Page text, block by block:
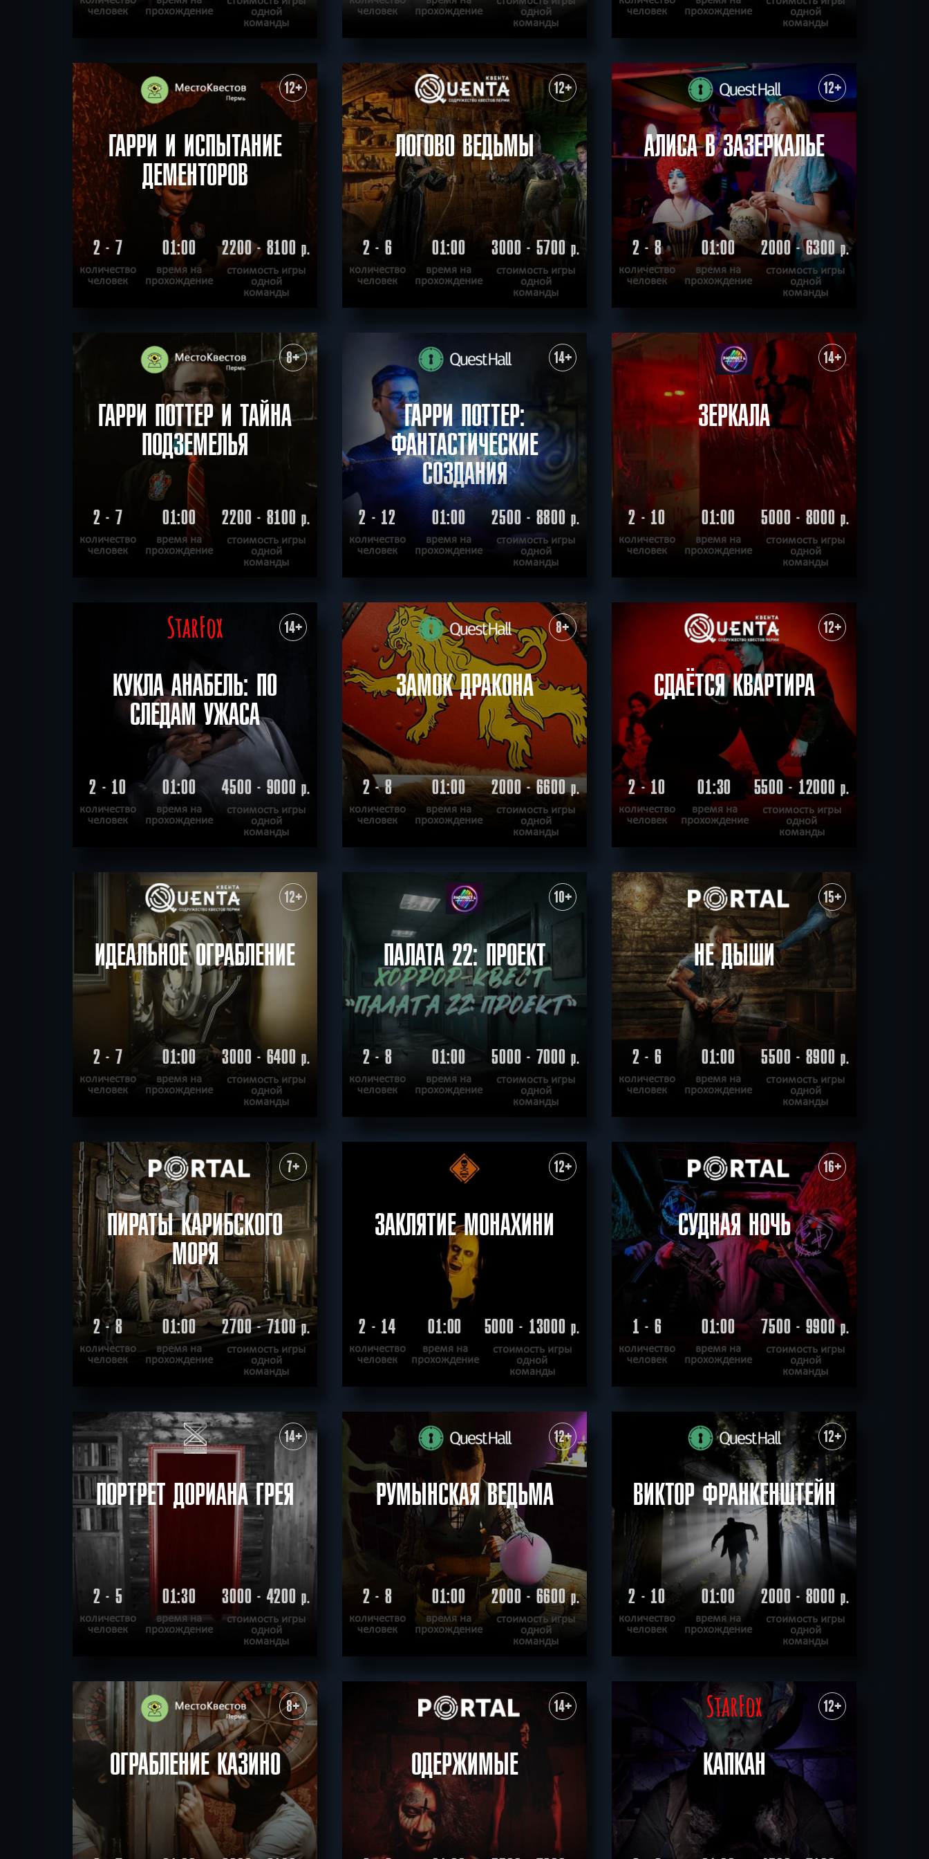
человек
прохождение
одной
команды
ХОЧУ ПРОЙТИ КВЕСТ ПРОЙДЕН
человек
прохождение
одной
команды
ХОЧУ ПРОЙТИ | КВЕСТ ПРОЙДЕН
человек
прохождение
одной
команды
ХОЧУ ПРОЙТИ | КВЕСТ ПРОЙДЕН
12+
ГАРРИ И ИСПЫТАНИЕ
ДЕМЕНТОРОВ
2 - 7
количество
человек
01:00
время на
прохождение
2200 - 8100р.
стоимость игры
одной
команды
ХОЧУ ПРОЙТИ | КВЕСТ ПРОЙДЕН
12+
ЛОГОВО ВЕДЬМЫ
2 - 6
количество
человек
01:00
время на
прохождение
3000 - 5700р.
стоимость игры
одной
команды
ХОЧУ ПРОЙТИ | КВЕСТ ПРОЙДЕН
12+
АЛИСА В ЗАЗЕРКАЛЬЕ
2 - 8
количество
человек
01:00
время на
прохождение
2000 - 6300р.
стоимость игры
одной
команды
ХОЧУ ПРОЙТИ | КВЕСТ ПРОЙДЕН
8+
ГАРРИ ПОТТЕР И ТАЙНА
ПОДЗЕМЕЛЬЯ
2 - 7
количество
человек
01:00
время на
прохождение
2200 - 8100р.
стоимость игры
одной
команды
ХОЧУ ПРОЙТИ | КВЕСТ ПРОЙДЕН
14+
ГАРРИ ПОТТЕР:
ФАНТАСТИЧЕСКИЕ
СОЗДАНИЯ
2 - 12
количество
человек
01:00
время на
прохождение
2500 - 8800р.
стоимость игры
одной
команды
ХОЧУ ПРОЙТИ | КВЕСТ ПРОЙДЕН
14+
ЗЕРКАЛА
2 - 10
количество
человек
01:00
время на
прохождение
5000 - 8000р.
стоимость игры
одной
команды
ХОЧУ ПРОЙТИ | КВЕСТ ПРОЙДЕН
14+
КУКЛА АНАБЕЛЬ: ПО
СЛЕДАМ УЖАСА
2 - 10
количество
человек
01:00
время на
прохождение
4500 - 9000р.
стоимость игры
одной
команды
ХОЧУ ПРОЙТИ | КВЕСТ ПРОЙДЕН
8+
ЗАМОК ДРАКОНА
2 - 8
количество
человек
01:00
время на
прохождение
2000 - 6600р.
стоимость игры
одной
команды
ХОЧУ ПРОЙТИ | КВЕСТ ПРОЙДЕН
12+
СДАЁТСЯ КВАРТИРА
2 - 10
количество
человек
01:30
время на
прохождение
5500 - 12000р.
стоимость игры
одной
команды
ХОЧУ ПРОЙТИ | КВЕСТ ПРОЙДЕН
12+
ИДЕАЛЬНОЕ ОГРАБЛЕНИЕ
2 - 7
количество
человек
01:00
время на
прохождение
3000 - 6400р.
стоимость игры
одной
команды
ХОЧУ ПРОЙТИ | КВЕСТ ПРОЙДЕН
10+
ПАЛАТА 22: ПРОЕКТ
2 - 8
количество
человек
01:00
время на
прохождение
5000 - 7000р.
стоимость игры
одной
команды
| КВЕСТ ПРОЙДЕН
15+
НЕ ДЫШИ
2 - 6
количество
человек
01:00
время на
прохождение
5500 - 8900р.
стоимость игры
одной
команды
ХОЧУ ПРОЙТИ | КВЕСТ ПРОЙДЕН
7+
ПИРАТЫ КАРИБСКОГО
МОРЯ
2 - 8
количество
человек
01:00
время на
прохождение
2700 - 7100р.
стоимость игры
одной
команды
ХОЧУ ПРОЙТИ | КВЕСТ ПРОЙДЕН
12+
ЗАКЛЯТИЕ МОНАХИНИ
2 - 14
количество
человек
01:00
время на
прохождение
5000 - 13000р.
стоимость игры
одной
команды
ХОЧУ ПРОЙТИ | КВЕСТ ПРОЙДЕН
16+
СУДНАЯ НОЧЬ
1 - 6
количество
человек
01:00
время на
прохождение
7500 - 9900р.
стоимость игры
одной
команды
ХОЧУ ПРОЙТИ | КВЕСТ ПРОЙДЕН
14+
ПОРТРЕТ ДОРИАНА ГРЕЯ
2 - 5
количество
человек
01:30
время на
прохождение
3000 - 4200р.
стоимость игры
одной
команды
ХОЧУ ПРОЙТИ | КВЕСТ ПРОЙДЕН
12+
РУМЫНСКАЯ ВЕДЬМА
2 - 8
количество
человек
01:00
время на
прохождение
2000 - 6600р.
стоимость игры
одной
команды
ХОЧУ ПРОЙТИ | КВЕСТ ПРОЙДЕН
12+
ВИКТОР ФРАНКЕНШТЕЙН
2 - 10
количество
человек
01:00
время на
прохождение
2000 - 8000р.
стоимость игры
одной
команды
ХОЧУ ПРОЙТИ | КВЕСТ ПРОЙДЕН
8+
ОГРАБЛЕНИЕ КАЗИНО
14+
ОДЕРЖИМЫЕ
12+
КАПКАН